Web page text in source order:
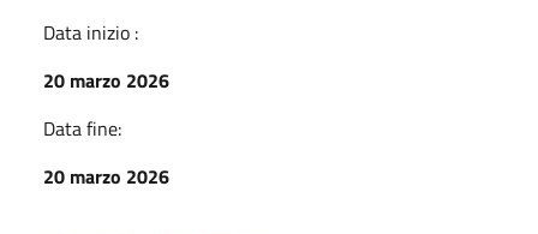
Data inizio :
20 marzo 2026
Data fine:
20 marzo 2026